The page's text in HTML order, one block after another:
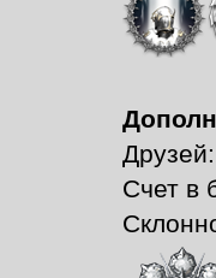
Друзей:
Счет в